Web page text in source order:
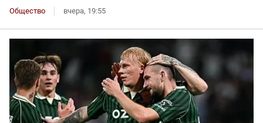
Общество вчера, 19:55